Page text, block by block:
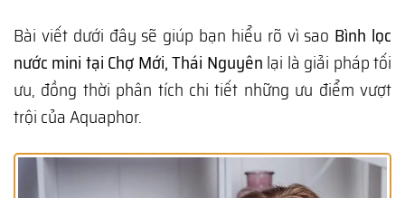
Bài viết dưới đây sẽ giúp bạn hiểu rõ vì sao Bình lọc
nước mini tại Chợ Mới, Thái Nguyên lại là giải pháp tối
ưu, đồng thời phân tích chi tiết những ưu điểm vượt
trội của Aquaphor.